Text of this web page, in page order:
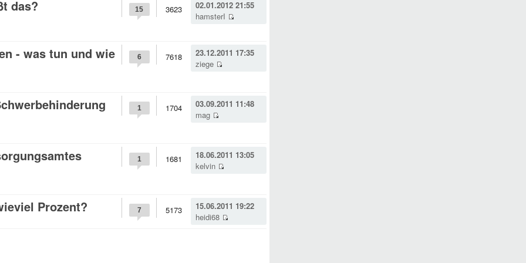
das?
02.01.2012 21:55
hamsterI
3623
15
- was tun und wie
23.12.2011 17:35
ziege
7618
6
03.09.2011 11:48
mag
1704
1
18.06.2011 13:05
kelvin
1681
1
Prozent?
15.06.2011 19:22
heidi68
5173
7